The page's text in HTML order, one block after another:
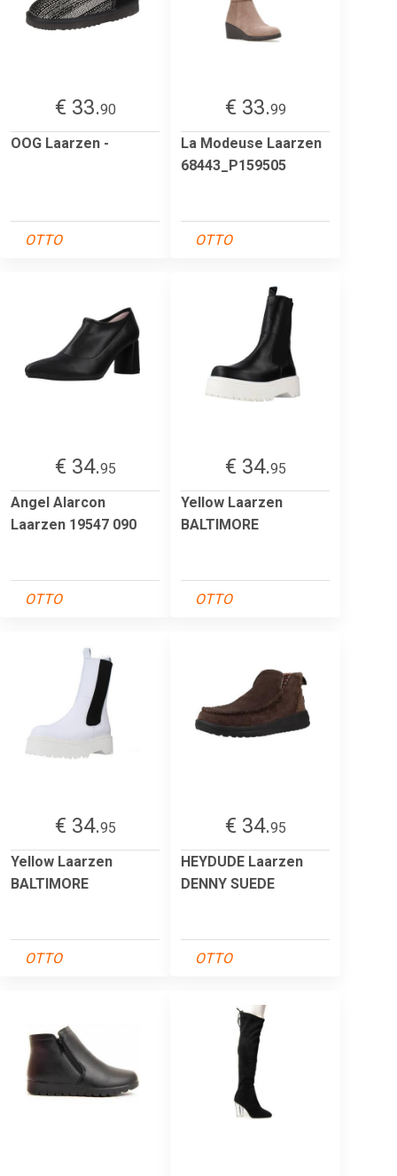
€ 33.90
OOG Laarzen -
OTTO
€ 33.99
La Modeuse Laarzen
68443_P159505
OTTO
€ 34.95
Angel Alarcon
Laarzen 19547 090
OTTO
€ 34.95
Yellow Laarzen
BALTIMORE
OTTO
€ 34.95
Yellow Laarzen
BALTIMORE
OTTO
€ 34.95
HEYDUDE Laarzen
DENNY SUEDE
OTTO